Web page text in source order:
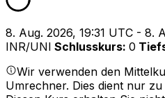
8. Aug. 2026, 19:31 UTC - 8.
INR/UNI Schlusskurs: 0
Wir verwenden den
Umrechner. Dies dient nur